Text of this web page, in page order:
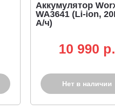
Аккумулятор
WA3641 (Li-ion,
А/ч)
10 990 p.
Нет в наличии